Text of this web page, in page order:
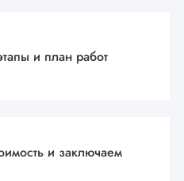
и план работ
и заключаем